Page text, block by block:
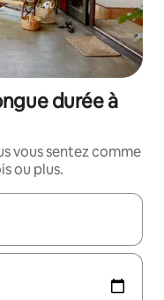
durée à
vous sentez comme
ou plus.
les flèches vers le